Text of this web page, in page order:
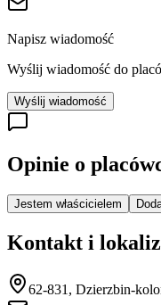
Napisz wiadomość
Wyślij wiadomość do
Wyślij wiadomość
Opinie o
Jestem właścicielem
Kontakt i
62-831, Dzierzbin-